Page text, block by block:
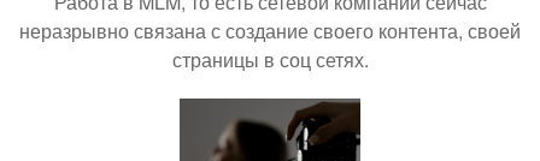
неразрывно связана с создание своего контента, своей
страницы в соц сетях.